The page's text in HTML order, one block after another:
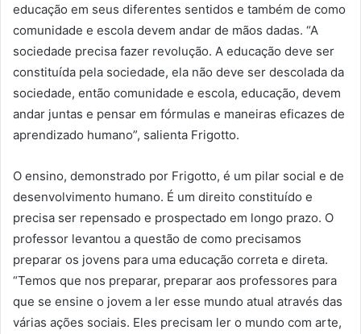
educação em seus diferentes sentidos e também de como
comunidade e escola devem andar de mãos dadas. “A
sociedade precisa fazer revolução. A educação deve ser
constituída pela sociedade, ela não deve ser descolada da
sociedade, então comunidade e escola, educação, devem
andar juntas e pensar em fórmulas e maneiras eficazes de
aprendizado humano”, salienta Frigotto.
O ensino, demonstrado por Frigotto, é um pilar social e de
desenvolvimento humano. É um direito constituído e
precisa ser repensado e prospectado em longo prazo. O
professor levantou a questão de como precisamos
preparar os jovens para uma educação correta e direta.
“Temos que nos preparar, preparar aos professores para
que se ensine o jovem a ler esse mundo atual através das
várias ações sociais. Eles precisam ler o mundo com arte,